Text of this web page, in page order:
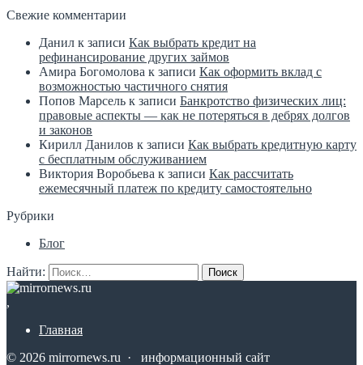
Свежие комментарии
Данил к записи Как выбрать кредит на
рефинансирование других займов
Амира Богомолова к записи Как оформить вклад с
возможностью частичного снятия
Попов Марсель к записи Банкротство физических лиц:
правовые аспекты — как не потеряться в дебрях долгов
и законов
Кирилл Данилов к записи Как выбрать кредитную карту
с бесплатным обслуживанием
Виктория Воробьева к записи Как рассчитать
ежемесячный платеж по кредиту самостоятельно
Рубрики
Блог
Найти:
,
Главная
© 2026 mirrornews.ru · информационный сайт